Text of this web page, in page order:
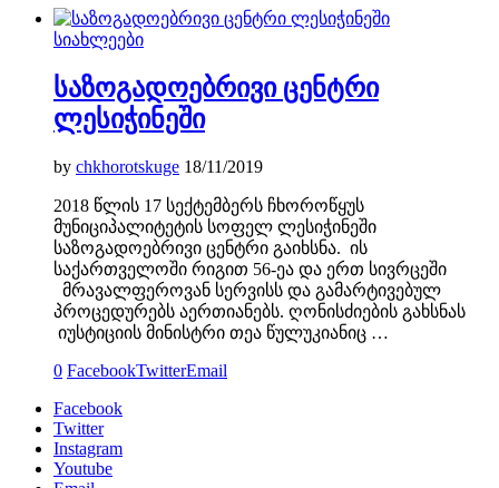
სიახლეები
საზოგადოებრივი ცენტრი
ლესიჭინეში
by chkhorotskuge 18/11/2019
2018 წლის 17 სექტემბერს ჩხოროწყუს
მუნიციპალიტეტის სოფელ ლესიჭინეში
საზოგადოებრივი ცენტრი გაიხსნა. ის
საქართველოში რიგით 56-ეა და ერთ სივრცეში
მრავალფეროვან სერვისს და გამარტივებულ
პროცედურებს აერთიანებს. ღონისძიების გახსნას
იუსტიციის მინისტრი თეა წულუკიანიც …
0 FacebookTwitterEmail
Facebook
Twitter
Instagram
Youtube